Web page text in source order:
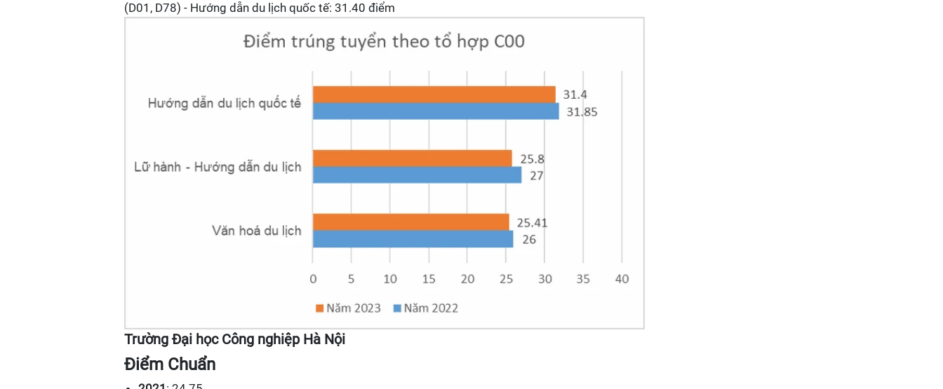
(D01, D78) - Hướng dẫn du lịch quốc tế: 31.40 điểm
Trường Đại học Công nghiệp Hà Nội
Điểm Chuẩn